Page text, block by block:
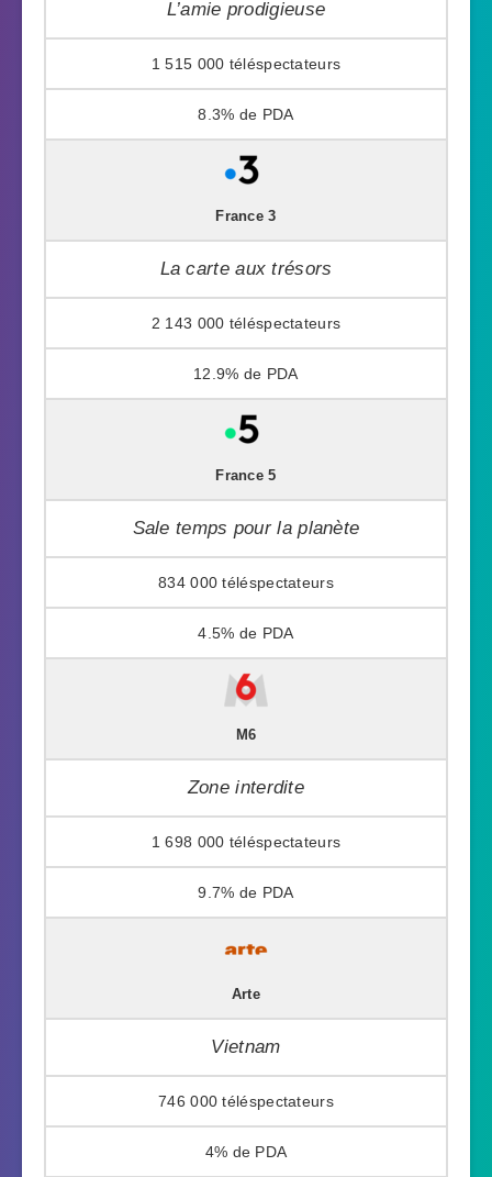
L’amie prodigieuse
1 515 000
8.3%
France 3
La carte aux trésors
2 143 000
12.9%
France 5
Sale temps pour la planète
834 000
4.5%
M6
Zone interdite
1 698 000
9.7%
Arte
Vietnam
746 000
4%